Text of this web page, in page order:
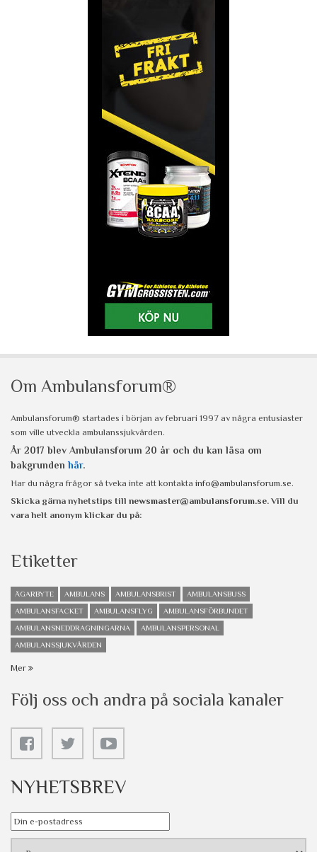
Om Ambulansforum®
Ambulansforum® startades i början av februari 1997 av några entusiaster
som ville utveckla ambulanssjukvården.
År 2017 blev Ambulansforum 20 år och du kan läsa om
bakgrunden här.
Har du några frågor så tveka inte att kontakta info@ambulansforum.se.
Skicka gärna nyhetstips till newsmaster@ambulansforum.se. Vill du
vara helt anonym klickar du på:
Etiketter
ÄGARBYTE AMBULANS AMBULANSBRIST
AMBULANSBUSS
AMBULANSFACKET
AMBULANSFLYG
AMBULANSFÖRBUNDET
AMBULANSNEDDRAGNINGARNA
AMBULANSPERSONAL
AMBULANSSJUKVÅRDEN
Mer
Följ oss och andra på sociala kanaler
NYHETSBREV